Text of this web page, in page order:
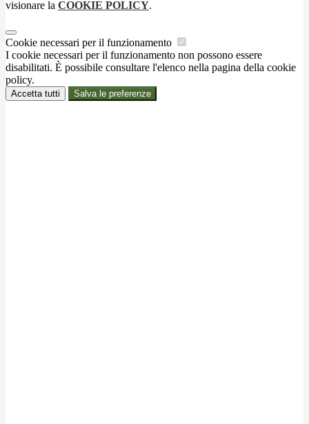
visionare la COOKIE POLICY.
Cookie necessari per il funzionamento
I cookie necessari per il funzionamento non possono essere
disabilitati. È possibile consultare l'elenco nella pagina della cookie
policy.
Accetta tutti Salva le preferenze